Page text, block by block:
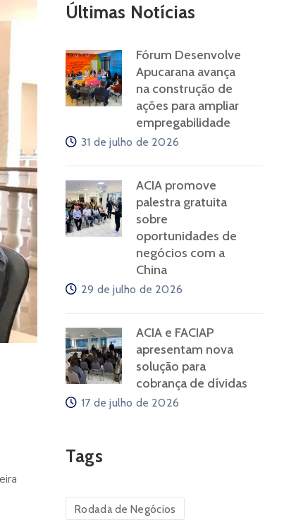
Últimas Notícias
Fórum Desenvolve
Apucarana avança
na construção de
ações para ampliar
empregabilidade
31 de julho de 2026
ACIA promove
palestra gratuita
sobre
oportunidades de
negócios com a
China
29 de julho de 2026
ACIA e FACIAP
apresentam nova
solução para
cobrança de dívidas
17 de julho de 2026
Tags
Rodada de Negócios